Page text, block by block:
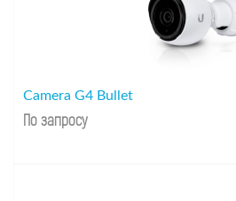
Camera G4 Bullet
По запросу